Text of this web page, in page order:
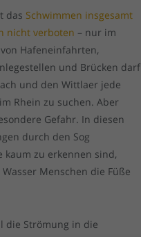
das Schwimmen insgesamt
nicht verboten – nur im
Hafeneinfahrten,
und Brücken darf
und den Wittlaer jede
Rhein zu suchen. Aber
Gefahr. In diesen
durch den Sog
zu erkennen sind,
Menschen die Füße
die Strömung in die